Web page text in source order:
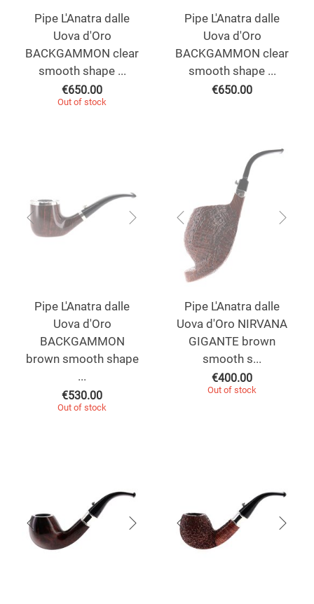
Pipe L'Anatra dalle
Uova d'Oro
BACKGAMMON clear
smooth shape ...
€650.00
Out of stock
Pipe L'Anatra dalle
Uova d'Oro
BACKGAMMON clear
smooth shape ...
€650.00
Pipe L'Anatra dalle
Uova d'Oro
BACKGAMMON
brown smooth shape
...
€530.00
Out of stock
Pipe L'Anatra dalle
Uova d'Oro NIRVANA
GIGANTE brown
smooth s...
€400.00
Out of stock